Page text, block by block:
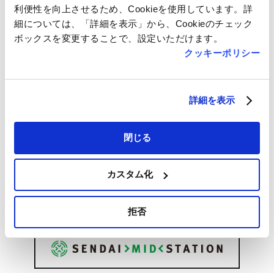
利便性を向上させるため、Cookieを使用しています。詳
細については、「詳細を表示」から、Cookieのチェック
ボックスを変更することで、設定いただけます。
クッキーポリシー
詳細を表示
閉じる
カスタム化
拒否